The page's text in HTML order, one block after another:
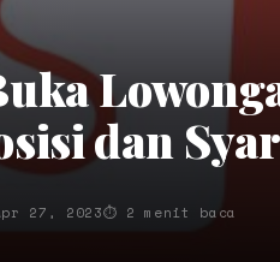
dan
27, 2023⏱ 2 menit baca